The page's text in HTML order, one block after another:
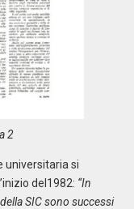
2
universitaria si
del1982: “In
SIC sono successi